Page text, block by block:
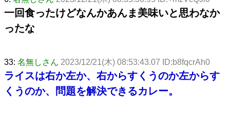
一回食ったけどなんかあんま美味いと思わなか
ったな
33: 名無しさん 2023/12/21(木) 08:53:43.07 ID:b8fqcrAh0
ライスは右か左か、右からすくうのか左からす
くうのか、問題を解決できるカレー。